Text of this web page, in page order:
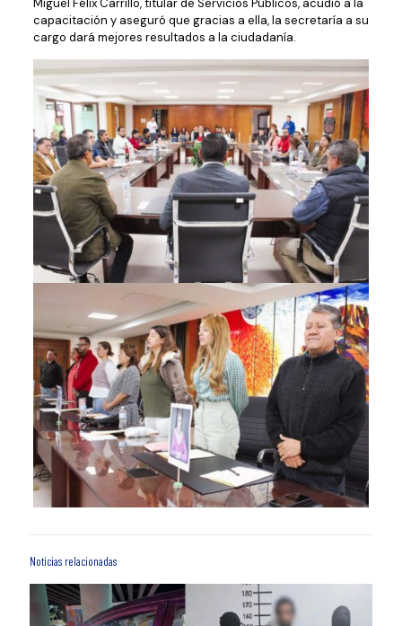
capacitación y aseguró que gracias a ella, la secretaría a su
cargo dará mejores resultados a la ciudadanía.
Noticias relacionadas